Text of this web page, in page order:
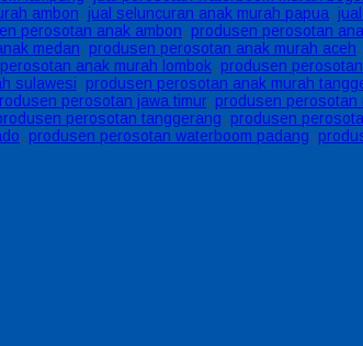
ambon, jual seluncuran anak murah papua,
perosotan anak ambon, produsen perosotan
medan, produsen perosotan anak murah aceh,
anak murah lombok, produsen
sulawesi, produsen perosotan anak murah
perosotan jawa timur, produsen perosotan
perosotan tanggerang, produsen
, produsen perosotan waterboom padang,